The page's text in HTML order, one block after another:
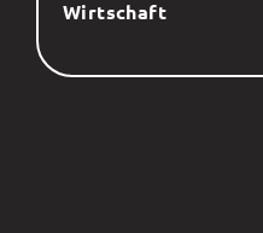
Wirtschaft